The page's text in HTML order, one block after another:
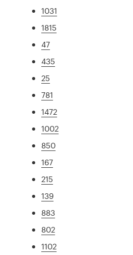
1031
1815
47
435
25
781
1472
1002
850
167
215
139
883
802
1102